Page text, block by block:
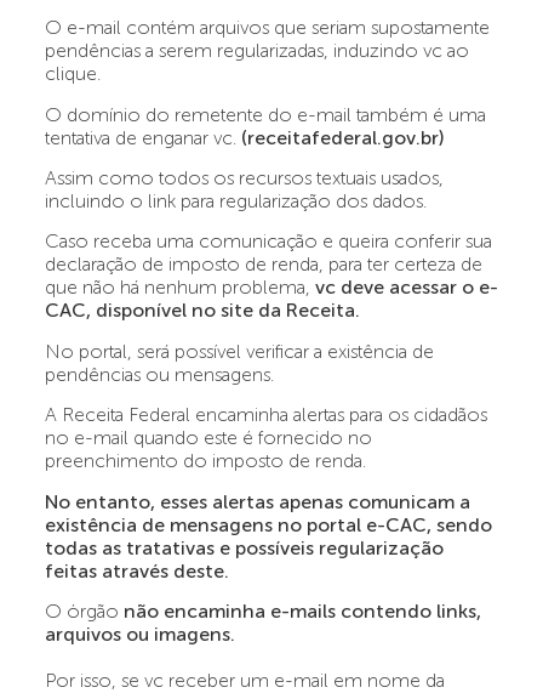
O e-mail contém arquivos que seriam supostamente
pendências a serem regularizadas, induzindo vc ao
clique.
O domínio do remetente do e-mail também é uma
tentativa de enganar vc. (receitafederal.gov.br)
Assim como todos os recursos textuais usados,
incluindo o link para regularização dos dados.
Caso receba uma comunicação e queira conferir sua
declaração de imposto de renda, para ter certeza de
que não há nenhum problema, vc deve acessar o e-
CAC, disponível no site da Receita.
No portal, será possível verificar a existência de
pendências ou mensagens.
A Receita Federal encaminha alertas para os cidadãos
no e-mail quando este é fornecido no
preenchimento do imposto de renda.
No entanto, esses alertas apenas comunicam a
existência de mensagens no portal e-CAC, sendo
todas as tratativas e possíveis regularização
feitas através deste.
O órgão não encaminha e-mails contendo links,
arquivos ou imagens.
Por isso, se vc receber um e-mail em nome da